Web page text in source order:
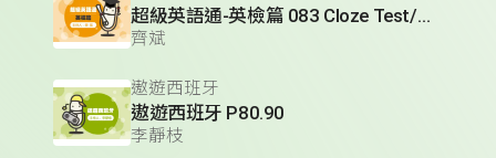
超級英語通-英檢篇 083 Cloze Test/段落填空-13
齊斌
遨遊西班牙
遨遊西班牙 P80.90
李靜枝